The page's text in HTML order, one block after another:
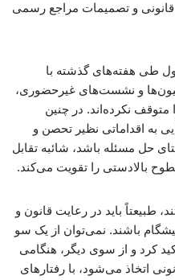
قانونی و تصمیمات مراجع رسمی
طی هفته‌های گذشته با
و نشست‌های غیرحضوری،
متوقف نکرده‌اند. در چنین
به اقداماتی نظیر تحصن و
حل مسئله باشد، شائبه تقابل
بالادستی را تقویت می‌کند.
طبیعتاً باید در رعایت قانون و
باشند. نمی‌توان از یک سو
کرد و از سوی دیگر، هنگامی
اتخاذ می‌شود، با رفتارهای